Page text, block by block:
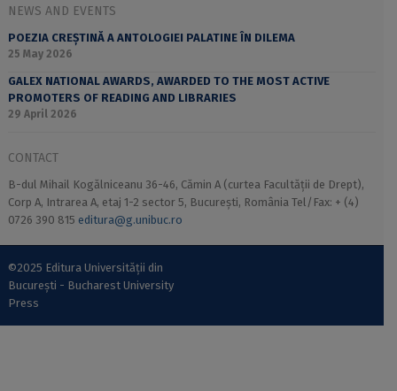
NEWS AND EVENTS
POEZIA CREȘTINĂ A ANTOLOGIEI PALATINE ÎN DILEMA
25 May 2026
GALEX NATIONAL AWARDS, AWARDED TO THE MOST ACTIVE
PROMOTERS OF READING AND LIBRARIES
29 April 2026
CONTACT
B-dul Mihail Kogălniceanu 36-46, Cămin A (curtea Facultății de Drept),
Corp A, Intrarea A, etaj 1-2 sector 5, București, România Tel/Fax: + (4)
0726 390 815 editura@g.unibuc.ro
©2025 Editura Universității din
București - Bucharest University
Press